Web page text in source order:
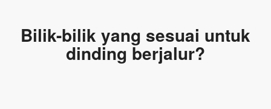
Bilik-bilik yang sesuai untuk
dinding berjalur?